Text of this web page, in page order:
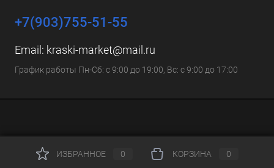
+7(903)755-51-55
Email: kraski-market@mail.ru
График работы Пн-Сб: с 9:00 до 19:00, Вс: с 9:00 до 17:00
ИЗБРАННОЕ 0 КОРЗИНА 0